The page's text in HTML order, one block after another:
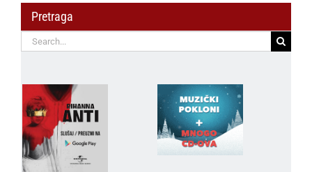
Pretraga
Search
for: